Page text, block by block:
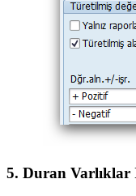
5. Duran Varlıklar